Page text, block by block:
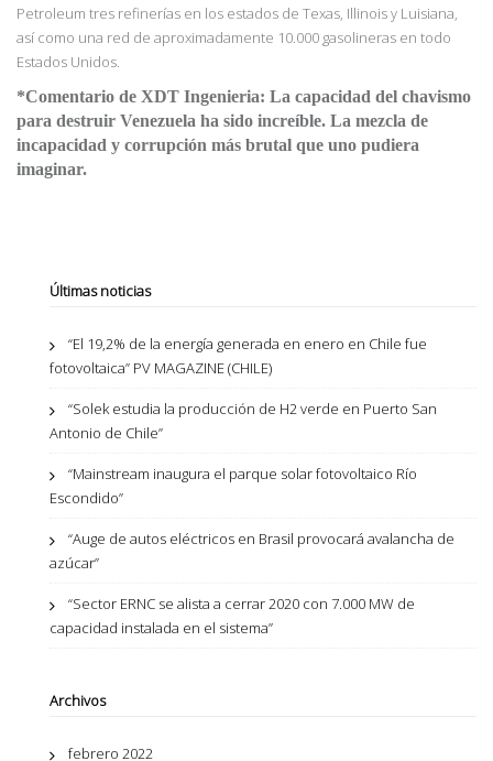
Petroleum tres refinerías en los estados de Texas, Illinois y Luisiana,
así como una red de aproximadamente 10.000 gasolineras en todo
Estados Unidos.
*Comentario de XDT Ingenieria: La capacidad del chavismo
para destruir Venezuela ha sido increíble. La mezcla de
incapacidad y corrupción más brutal que uno pudiera
imaginar.
Últimas noticias
“El 19,2% de la energía generada en enero en Chile fue
fotovoltaica” PV MAGAZINE (CHILE)
“Solek estudia la producción de H2 verde en Puerto San
Antonio de Chile”
“Mainstream inaugura el parque solar fotovoltaico Río
Escondido”
“Auge de autos eléctricos en Brasil provocará avalancha de
azúcar”
“Sector ERNC se alista a cerrar 2020 con 7.000 MW de
capacidad instalada en el sistema”
Archivos
febrero 2022